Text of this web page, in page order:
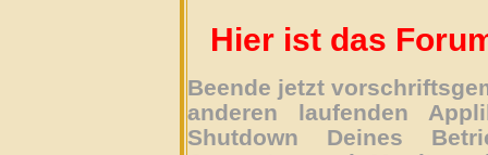
Hier ist das
Beende jetzt
anderen laufenden
Shutdown Deines